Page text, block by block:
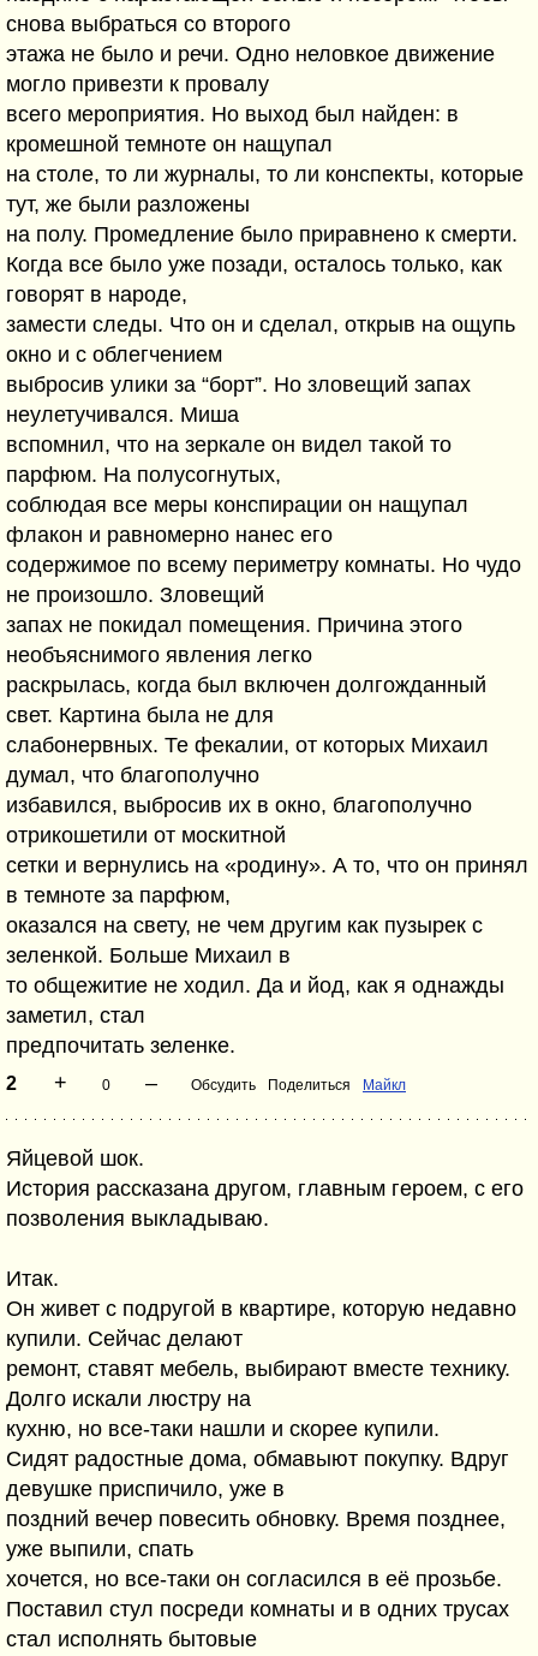
снова выбраться со второго
этажа не было и речи. Одно неловкое движение
могло привезти к провалу
всего мероприятия. Но выход был найден: в
кромешной темноте он нащупал
на столе, то ли журналы, то ли конспекты, которые
тут, же были разложены
на полу. Промедление было приравнено к смерти.
Когда все было уже позади, осталось только, как
говорят в народе,
замести следы. Что он и сделал, открыв на ощупь
окно и с облегчением
выбросив улики за “борт”. Но зловещий запах
неулетучивался. Миша
вспомнил, что на зеркале он видел такой то
парфюм. На полусогнутых,
соблюдая все меры конспирации он нащупал
флакон и равномерно нанес его
содержимое по всему периметру комнаты. Но чудо
не произошло. Зловещий
запах не покидал помещения. Причина этого
необъяснимого явления легко
раскрылась, когда был включен долгожданный
свет. Картина была не для
слабонервных. Те фекалии, от которых Михаил
думал, что благополучно
избавился, выбросив их в окно, благополучно
отрикошетили от москитной
сетки и вернулись на «родину». А то, что он принял
в темноте за парфюм,
оказался на свету, не чем другим как пузырек с
зеленкой. Больше Михаил в
то общежитие не ходил. Да и йод, как я однажды
заметил, стал
предпочитать зеленке.
2 + 0 – Обсудить Поделиться Майкл
Яйцевой шок.
История рассказана другом, главным героем, с его
позволения выкладываю.
Итак.
Он живет с подругой в квартире, которую недавно
купили. Сейчас делают
ремонт, ставят мебель, выбирают вместе технику.
Долго искали люстру на
кухню, но все-таки нашли и скорее купили.
Сидят радостные дома, обмавыют покупку. Вдруг
девушке приспичило, уже в
поздний вечер повесить обновку. Время позднее,
уже выпили, спать
хочется, но все-таки он согласился в её прозьбе.
Поставил стул посреди комнаты и в одних трусах
стал исполнять бытовые